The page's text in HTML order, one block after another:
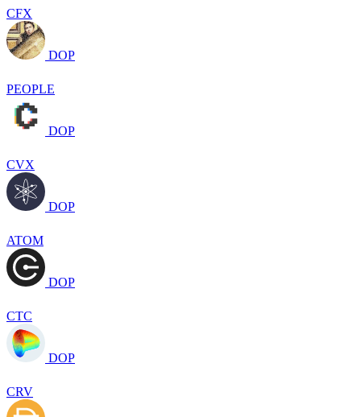
CFX
DOP
PEOPLE
DOP
CVX
DOP
ATOM
DOP
CTC
DOP
CRV